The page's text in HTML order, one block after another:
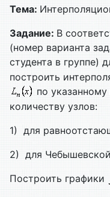
Тема:
Задание: В
(номер варианта
студента в группе)
построить
по указанному
количеству узлов:
1) для
2) для
Построить графики